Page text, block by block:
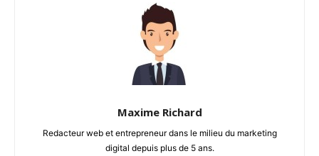
Maxime Richard
Redacteur web et entrepreneur dans le milieu du marketing
digital depuis plus de 5 ans.